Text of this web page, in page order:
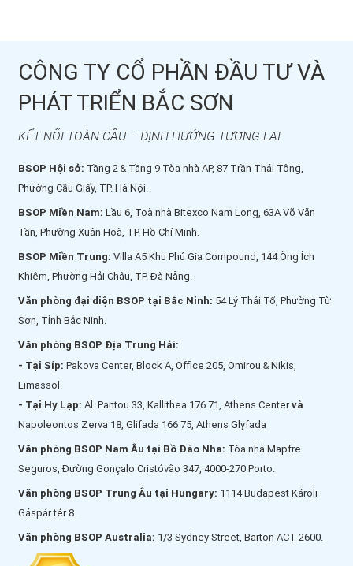
CÔNG TY CỔ PHẦN ĐẦU TƯ VÀ
PHÁT TRIỂN BẮC SƠN
KẾT NỐI TOÀN CẦU – ĐỊNH HƯỚNG TƯƠNG LAI
BSOP Hội sở: Tầng 2 & Tầng 9 Tòa nhà AP, 87 Trần Thái Tông,
Phường Cầu Giấy, TP. Hà Nội.
BSOP Miền Nam: Lầu 6, Toà nhà Bitexco Nam Long, 63A Võ Văn
Tần, Phường Xuân Hoà, TP. Hồ Chí Minh.
BSOP Miền Trung: Villa A5 Khu Phú Gia Compound, 144 Ông Ích
Khiêm, Phường Hải Châu, TP. Đà Nẵng.
Văn phòng đại diện BSOP tại Bắc Ninh: 54 Lý Thái Tổ, Phường Từ
Sơn, Tỉnh Bắc Ninh.
Văn phòng BSOP Địa Trung Hải:
- Tại Síp: Pakova Center, Block A, Office 205, Omirou & Nikis,
Limassol.
- Tại Hy Lạp: Al. Pantou 33, Kallithea 176 71, Athens Centervà
Napoleontos Zerva 18, Glifada 166 75, Athens Glyfada
Văn phòng BSOP Nam Âu tại Bồ Đào Nha: Tòa nhà Mapfre
Seguros, Đường Gonçalo Cristóvão 347, 4000-270 Porto.
Văn phòng BSOP Trung Âu tại Hungary: 1114 Budapest Károli
Gáspár tér 8.
Văn phòng BSOP Australia: 1/3 Sydney Street, Barton ACT 2600.